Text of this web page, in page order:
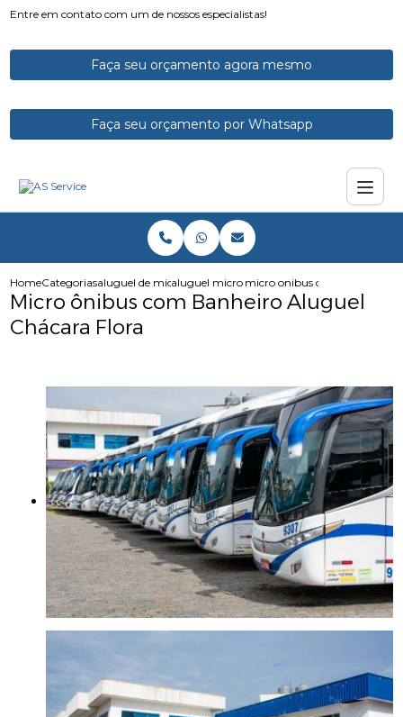
Entre em contato com um de nossos especialistas!
Faça seu orçamento agora mesmo
Faça seu orçamento por Whatsapp
HomeCategoriasaluguel de micro onibusaluguel micro onibus executivo
micro onibus com banheiro
Micro ônibus com Banheiro Aluguel
Chácara Flora